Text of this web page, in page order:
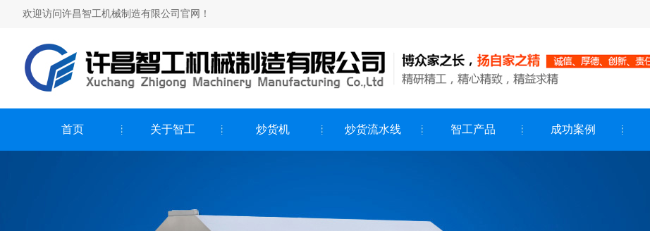
欢迎访问许昌智工机械制造有限公司官网！
首页 关于智工 炒货机 炒货流水线 智工产品 成功案例